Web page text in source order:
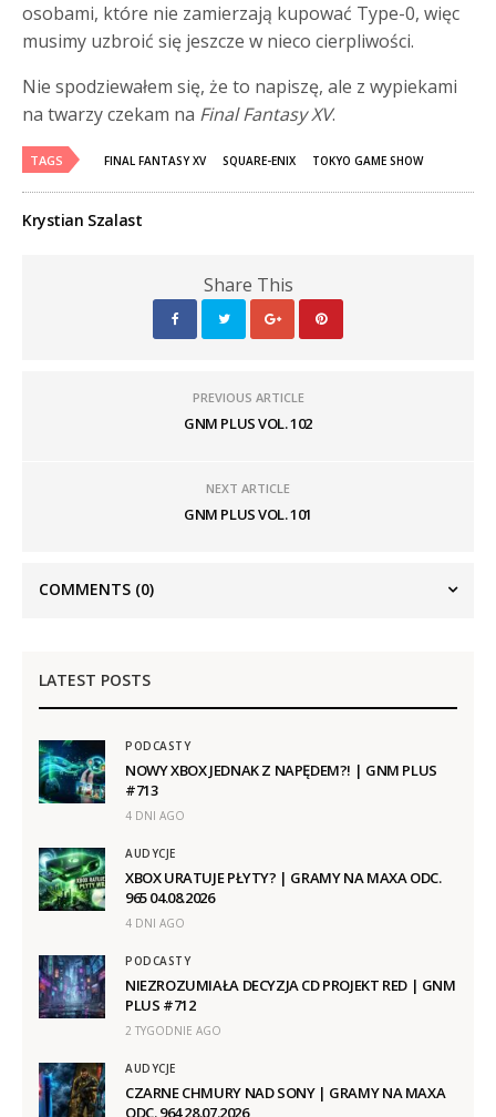
osobami, które nie zamierzają kupować Type-0, więc
musimy uzbroić się jeszcze w nieco cierpliwości.
Nie spodziewałem się, że to napiszę, ale z wypiekami
na twarzy czekam na Final Fantasy XV.
TAGS FINAL FANTASY XV SQUARE-ENIX TOKYO GAME SHOW
Krystian Szalast
Share This
PREVIOUS ARTICLE
GNM PLUS VOL. 102
NEXT ARTICLE
GNM PLUS VOL. 101
COMMENTS (0)
LATEST POSTS
PODCASTY
NOWY XBOX JEDNAK Z NAPĘDEM?! | GNM PLUS
#713
4 DNI AGO
AUDYCJE
XBOX URATUJE PŁYTY? | GRAMY NA MAXA ODC.
965 04.08.2026
4 DNI AGO
PODCASTY
NIEZROZUMIAŁA DECYZJA CD PROJEKT RED | GNM
PLUS #712
2 TYGODNIE AGO
AUDYCJE
CZARNE CHMURY NAD SONY | GRAMY NA MAXA